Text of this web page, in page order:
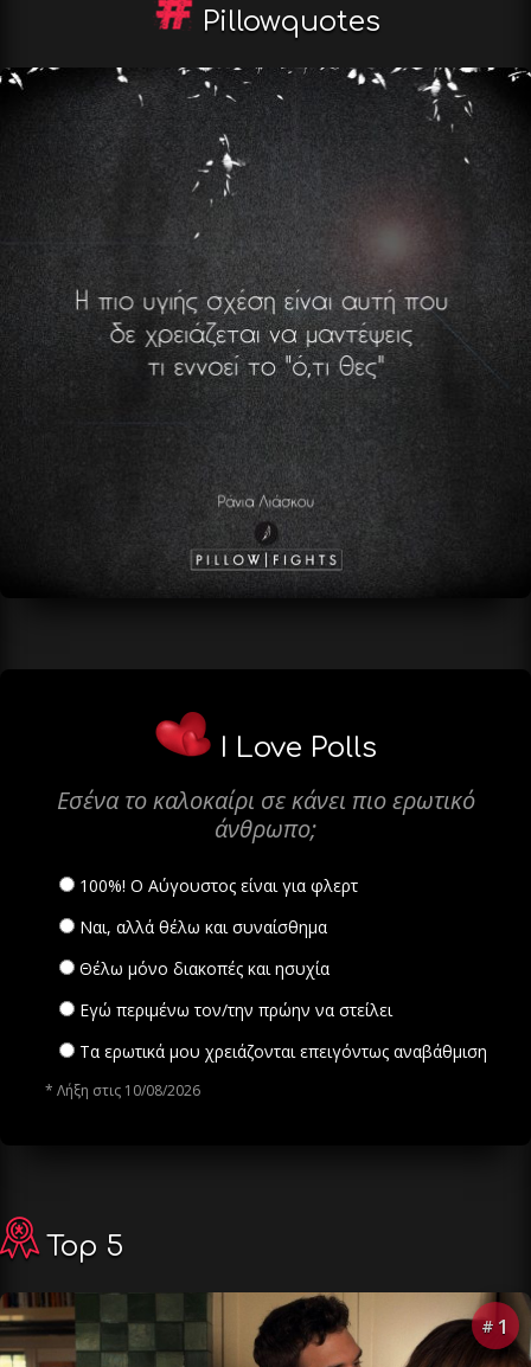
Pillowquotes
I Love Polls
Εσένα το καλοκαίρι σε κάνει πιο ερωτικό
άνθρωπο;
100%! Ο Αύγουστος είναι για φλερτ
Ναι, αλλά θέλω και συναίσθημα
Θέλω μόνο διακοπές και ησυχία
Εγώ περιμένω τον/την πρώην να στείλει
Τα ερωτικά μου χρειάζονται επειγόντως αναβάθμιση
* Λήξη στις 10/08/2026
Top 5
# 1